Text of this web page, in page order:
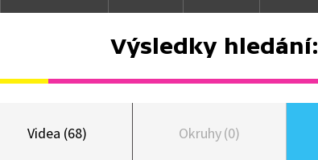
Výsledky hledání:
Videa (68) Okruhy (0)